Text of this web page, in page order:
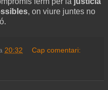
, on viure juntes no
20:32 Cap comentari: